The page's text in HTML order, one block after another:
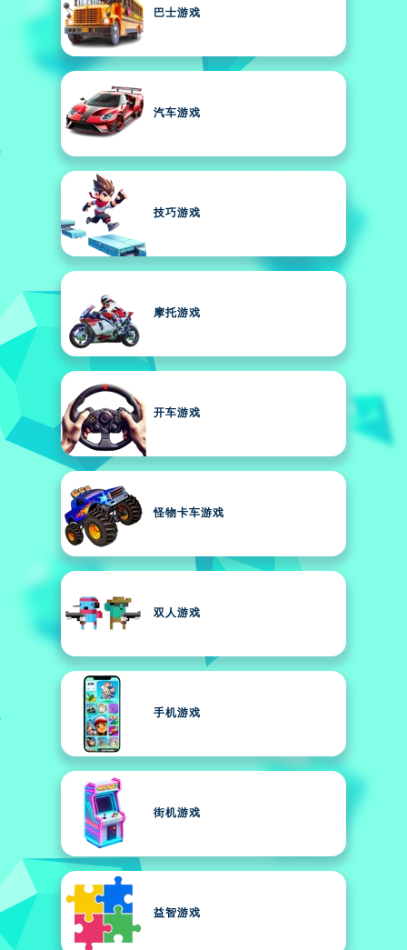
巴士游戏
汽车游戏
技巧游戏
摩托游戏
开车游戏
怪物卡车游戏
双人游戏
手机游戏
街机游戏
益智游戏